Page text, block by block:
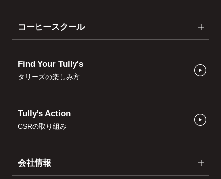
コーヒースクール
Find Your Tully's
タリーズの楽しみ方
Tully’s Action
CSRの取り組み
会社情報